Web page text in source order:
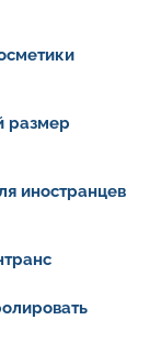
размер
иностранцев